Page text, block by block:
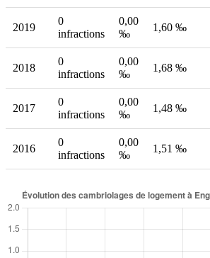
2019
0
infractions
0,00
‰
1,60 ‰
2018
0
infractions
0,00
‰
1,68 ‰
2017
0
infractions
0,00
‰
1,48 ‰
2016
0
infractions
0,00
‰
1,51 ‰